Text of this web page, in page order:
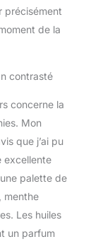
précisément
de la
contrasté
concerne la
Mon
que j’ai pu
excellente
palette de
menthe
Les huiles
un parfum